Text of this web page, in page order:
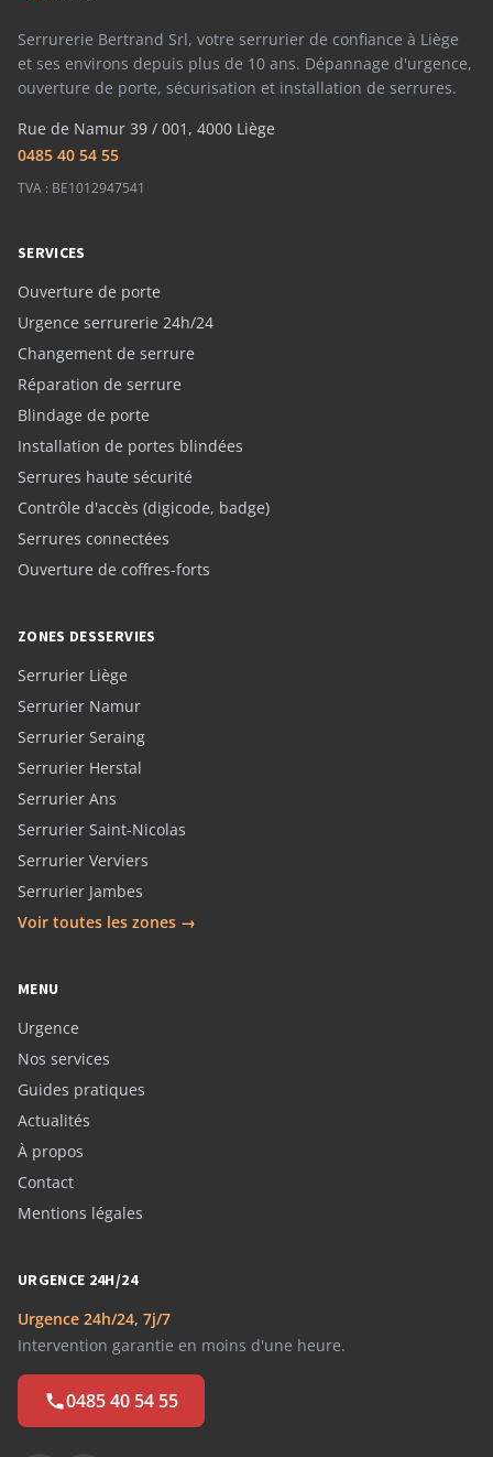
Serrurerie Bertrand Srl, votre serrurier de confiance à Liège
et ses environs depuis plus de 10 ans. Dépannage d'urgence,
ouverture de porte, sécurisation et installation de serrures.
Rue de Namur 39 / 001, 4000 Liège
0485 40 54 55
TVA : BE1012947541
SERVICES
Ouverture de porte
Urgence serrurerie 24h/24
Changement de serrure
Réparation de serrure
Blindage de porte
Installation de portes blindées
Serrures haute sécurité
Contrôle d'accès (digicode, badge)
Serrures connectées
Ouverture de coffres-forts
ZONES DESSERVIES
Serrurier Liège
Serrurier Namur
Serrurier Seraing
Serrurier Herstal
Serrurier Ans
Serrurier Saint-Nicolas
Serrurier Verviers
Serrurier Jambes
Voir toutes les zones →
MENU
Urgence
Nos services
Guides pratiques
Actualités
À propos
Contact
Mentions légales
URGENCE 24H/24
Urgence 24h/24, 7j/7
Intervention garantie en moins d'une heure.
0485 40 54 55